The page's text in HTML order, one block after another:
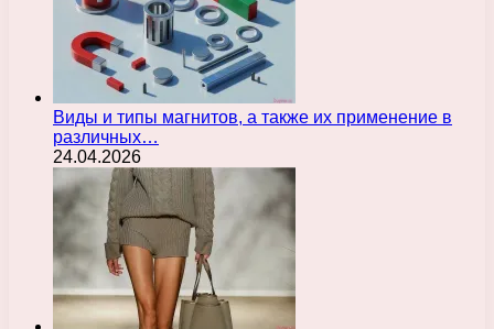
Виды и типы магнитов, а также их применение в
различных…
24.04.2026